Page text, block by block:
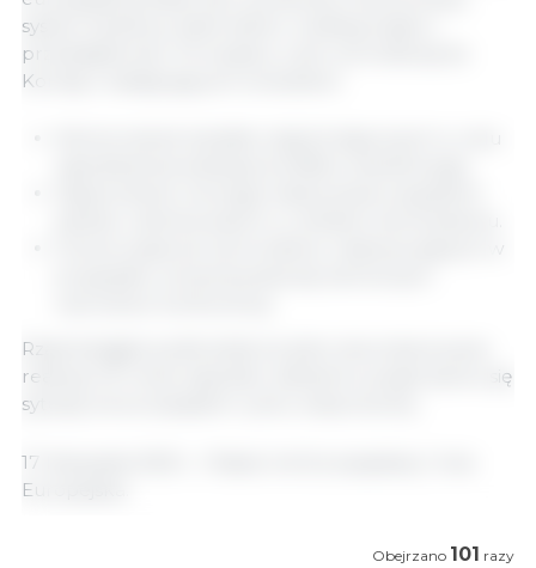
system taryfowy dzieli sektor według krajów i
przedsiębiorstw. W związku z tym zwróciła się do
Komisji z następującymi wnioskami:
Rząd belgijski podkreślał, że tylko skoordynowana
reakcja UE może zapobiec dalszemu pogorszeniu się
sytuacji na europejskim rynku wieprzowiny.
17 listopada 2025 r. / Rada Unii Europejskiej / Unia
Europejska.
Obejrzano 101 razy